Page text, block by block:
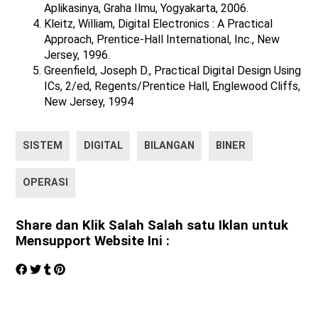
Aplikasinya, Graha Ilmu, Yogyakarta, 2006.
Kleitz, William, Digital Electronics : A Practical
Approach, Prentice-Hall International, Inc., New
Jersey, 1996.
Greenfield, Joseph D., Practical Digital Design Using
ICs, 2/ed, Regents/Prentice Hall, Englewood Cliffs,
New Jersey, 1994
SISTEM DIGITAL BILANGAN BINER
OPERASI
Share dan Klik Salah Salah satu Iklan untuk
Mensupport Website Ini :